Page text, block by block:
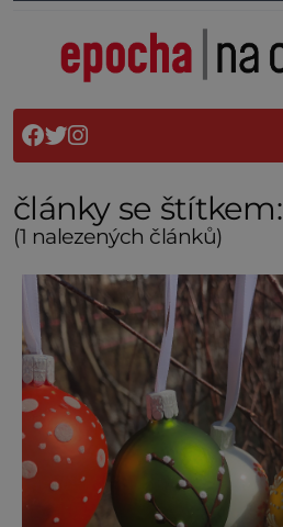
články se štítkem:
(1 nalezených článků)